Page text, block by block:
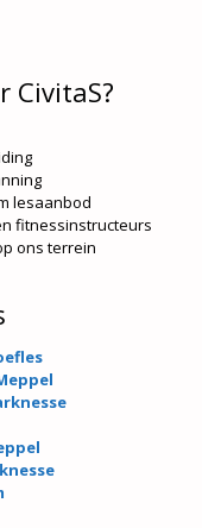
CivitaS?
lesaanbod
fitnessinstructeurs
ons terrein